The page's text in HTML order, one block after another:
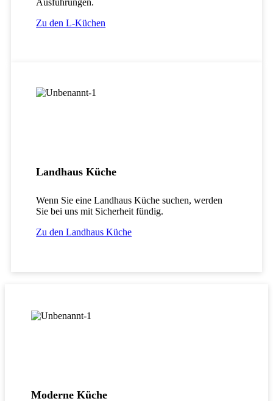
Ausführungen.
Zu den L-Küchen
Landhaus Küche
Wenn Sie eine Landhaus Küche suchen, werden
Sie bei uns mit Sicherheit fündig.
Zu den Landhaus Küche
Moderne Küche